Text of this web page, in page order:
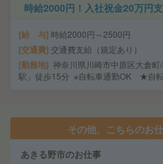
時給2000円！入社祝金20万円
給 与 時給2000円～2500円
交通費 交通費支給（規定あり）
勤務地 神奈川県川崎市中原区大倉
駅」徒歩15分 ※自転車通勤OK ★自転
その他、こちらのお
あきる野市のお仕事